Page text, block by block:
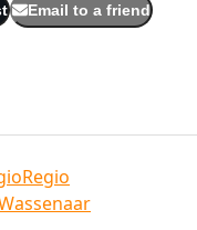
Email to a friend
Regio